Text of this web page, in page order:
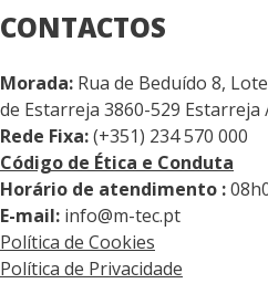
CONTACTOS
Morada: Rua de Beduído 8,
de Estarreja 3860-529
Rede Fixa:(+351) 234 570 000
Código de Ética e Conduta
Horário de atendimento :
E-mail: info@m-tec.pt
Política de Cookies
Política de Privacidade